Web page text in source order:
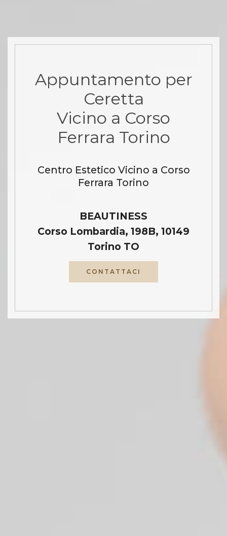
Appuntamento per
Ceretta
Vicino a Corso
Ferrara Torino
Centro Estetico Vicino a Corso
Ferrara Torino
BEAUTINESS
Corso Lombardia, 198B, 10149
Torino TO
CONTATTACI